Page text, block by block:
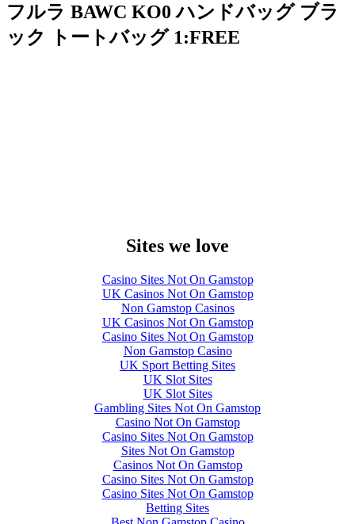
フルラ BAWC KO0 ハンドバッグ ブラ
ック トートバッグ 1:FREE
Sites we love
Casino Sites Not On Gamstop
UK Casinos Not On Gamstop
Non Gamstop Casinos
UK Casinos Not On Gamstop
Casino Sites Not On Gamstop
Non Gamstop Casino
UK Sport Betting Sites
UK Slot Sites
UK Slot Sites
Gambling Sites Not On Gamstop
Casino Not On Gamstop
Casino Sites Not On Gamstop
Sites Not On Gamstop
Casinos Not On Gamstop
Casino Sites Not On Gamstop
Casino Sites Not On Gamstop
Betting Sites